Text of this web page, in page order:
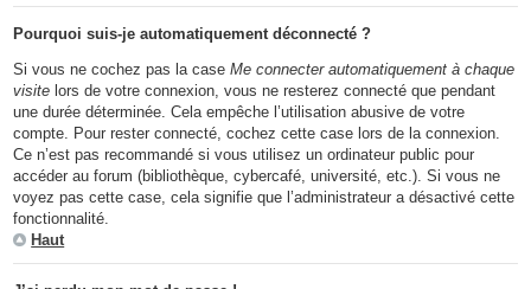
Pourquoi suis-je automatiquement déconnecté ?
Si vous ne cochez pas la caseMe connecter automatiquement à chaque
visite lors de votre connexion, vous ne resterez connecté que pendant
une durée déterminée. Cela empêche l’utilisation abusive de votre
compte. Pour rester connecté, cochez cette case lors de la connexion.
Ce n’est pas recommandé si vous utilisez un ordinateur public pour
accéder au forum (bibliothèque, cybercafé, université, etc.). Si vous ne
voyez pas cette case, cela signifie que l’administrateur a désactivé cette
fonctionnalité.
Haut